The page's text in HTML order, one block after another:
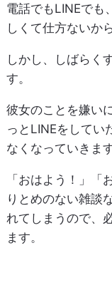
電話でもLINEでも
しくて仕方ないか
しかし、しばらく
す。
彼女のことを嫌い
っとLINEをしてい
なくなっていきます
「おはよう！」「
りとめのない雑談
れてしまうので、
ます。